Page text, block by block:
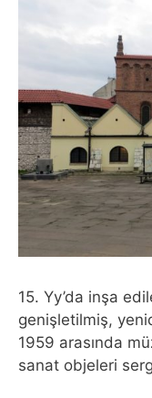
15. Yy’da inşa
genişletilmiş,
1959 arasında
sanat objeleri